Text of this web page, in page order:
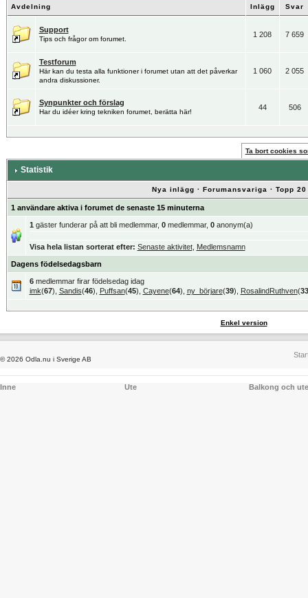
Avdelning Inlägg Svar
Support
Tips och frågor om forumet.
1 208 7 659
Testforum
Här kan du testa alla funktioner i forumet utan att det påverkar
andra diskussioner.
1 060 2 055
Synpunkter och förslag
Har du idéer kring tekniken forumet, berätta här!
44 506
Ta bort cookies
Statistik
Nya inlägg · Forumansvariga · Topp
1 användare aktiva i forumet de senaste 15 minuterna
1 gäster funderar på att bli medlemmar, 0medlemmar, 0anonym(a)
Visa hela listan sorterat efter: Senaste aktivitet, Medlemsnamn
Dagens födelsedagsbarn
6medlemmar firar födelsedag idag
imk(67), Sandis(46), Puffsan(45), Cayene(64), ny_börjare(39), RosalindRuthven(33
Enkel version
© 2026 Odla.nu i Sverige AB
Inne Ute Balkong och